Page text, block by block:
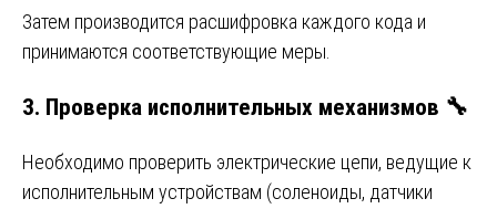
Затем производится расшифровка каждого кода и
принимаются соответствующие меры.
3. Проверка исполнительных механизмов 🔧
Необходимо проверить электрические цепи, ведущие к
исполнительным устройствам (соленоиды, датчики